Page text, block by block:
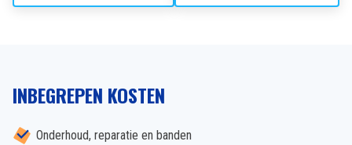
INBEGREPEN KOSTEN
Onderhoud, reparatie en banden